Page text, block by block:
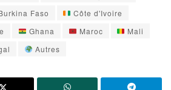
Faso
Côte d'Ivoire
Ghana Maroc
Mali
Autres